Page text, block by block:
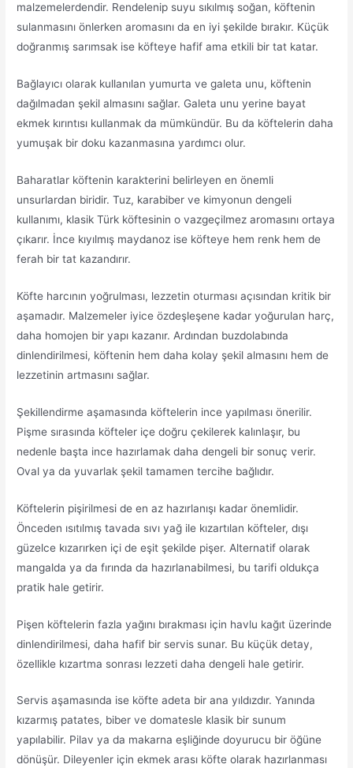
malzemelerdendir. Rendelenip suyu sıkılmış soğan, köftenin
sulanmasını önlerken aromasını da en iyi şekilde bırakır. Küçük
doğranmış sarımsak ise köfteye hafif ama etkili bir tat katar.
Bağlayıcı olarak kullanılan yumurta ve galeta unu, köftenin
dağılmadan şekil almasını sağlar. Galeta unu yerine bayat
ekmek kırıntısı kullanmak da mümkündür. Bu da köftelerin daha
yumuşak bir doku kazanmasına yardımcı olur.
Baharatlar köftenin karakterini belirleyen en önemli
unsurlardan biridir. Tuz, karabiber ve kimyonun dengeli
kullanımı, klasik Türk köftesinin o vazgeçilmez aromasını ortaya
çıkarır. İnce kıyılmış maydanoz ise köfteye hem renk hem de
ferah bir tat kazandırır.
Köfte harcının yoğrulması, lezzetin oturması açısından kritik bir
aşamadır. Malzemeler iyice özdeşleşene kadar yoğurulan harç,
daha homojen bir yapı kazanır. Ardından buzdolabında
dinlendirilmesi, köftenin hem daha kolay şekil almasını hem de
lezzetinin artmasını sağlar.
Şekillendirme aşamasında köftelerin ince yapılması önerilir.
Pişme sırasında köfteler içe doğru çekilerek kalınlaşır, bu
nedenle başta ince hazırlamak daha dengeli bir sonuç verir.
Oval ya da yuvarlak şekil tamamen tercihe bağlıdır.
Köftelerin pişirilmesi de en az hazırlanışı kadar önemlidir.
Önceden ısıtılmış tavada sıvı yağ ile kızartılan köfteler, dışı
güzelce kızarırken içi de eşit şekilde pişer. Alternatif olarak
mangalda ya da fırında da hazırlanabilmesi, bu tarifi oldukça
pratik hale getirir.
Pişen köftelerin fazla yağını bırakması için havlu kağıt üzerinde
dinlendirilmesi, daha hafif bir servis sunar. Bu küçük detay,
özellikle kızartma sonrası lezzeti daha dengeli hale getirir.
Servis aşamasında ise köfte adeta bir ana yıldızdır. Yanında
kızarmış patates, biber ve domatesle klasik bir sunum
yapılabilir. Pilav ya da makarna eşliğinde doyurucu bir öğüne
dönüşür. Dileyenler için ekmek arası köfte olarak hazırlanması